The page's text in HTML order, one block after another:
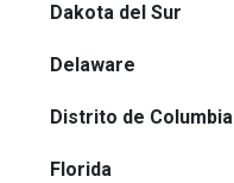
Dakota del Sur
Delaware
Distrito de Columbia
Florida